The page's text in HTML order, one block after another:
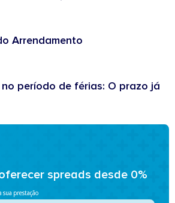
Arrendamento
período de férias: O prazo já
spreads desde 0%
sua prestação